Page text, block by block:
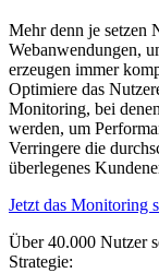
Mehr denn je setzen
Webanwendungen,
erzeugen immer
Optimiere das
Monitoring, bei
werden, um
Verringere die
überlegenes
Jetzt das Monitoring
Über 40.000 Nutzer
Strategie: